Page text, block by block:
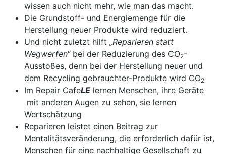
wissen auch nicht mehr, wie man das macht.
Die Grundstoff- und Energiemenge für die
Herstellung neuer Produkte wird reduziert.
Und nicht zuletzt hilft „Reparieren statt
Wegwerfen“bei der Reduzierung des CO2-
Ausstoßes, denn bei der Herstellung neuer und
dem Recycling gebrauchter-Produkte wird CO2
Im Repair CafeLE lernen Menschen, ihre Geräte
mit anderen Augen zu sehen, sie lernen
Wertschätzung
Reparieren leistet einen Beitrag zur
Mentalitätsveränderung, die erforderlich dafür ist,
Menschen für eine nachhaltige Gesellschaft zu